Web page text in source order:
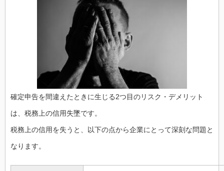
確定申告を間違えたときに生じる2つ目のリスク・デメリット
は、税務上の信用失墜です。
税務上の信用を失うと、以下の点から企業にとって深刻な問題と
なります。